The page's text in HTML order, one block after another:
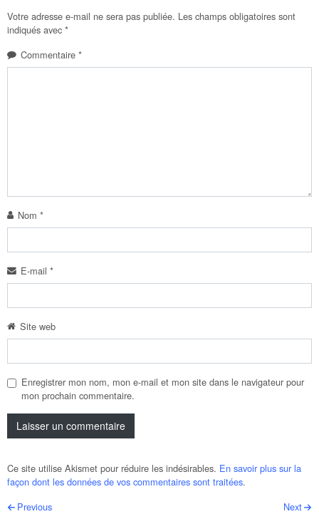
Votre adresse e-mail ne sera pas publiée. Les champs obligatoires sont
indiqués avec *
Commentaire *
Nom *
E-mail *
Site web
Enregistrer mon nom, mon e-mail et mon site dans le navigateur pour
mon prochain commentaire.
Ce site utilise Akismet pour réduire les indésirables. En savoir plus sur la
façon dont les données de vos commentaires sont traitées.
Post navigation
Previous Next